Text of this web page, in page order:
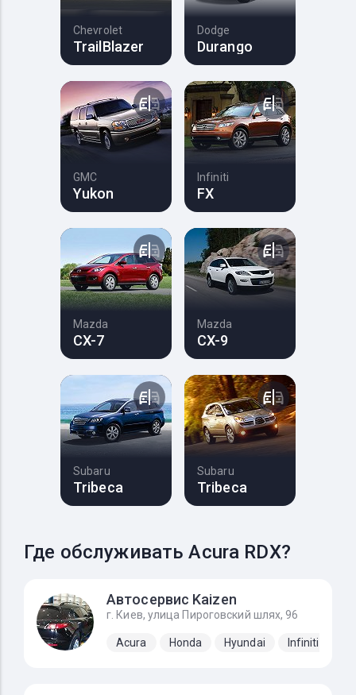
Chevrolet
TrailBlazer
Dodge
Durango
GMC
Yukon
Infiniti
FX
Mazda
CX-7
Mazda
CX-9
Subaru
Tribeca
Subaru
Tribeca
Где обслуживать Acura RDX?
Автосервис Kaizen
г. Киев, улица Пироговский шлях, 96
Acura Honda Hyundai Infiniti